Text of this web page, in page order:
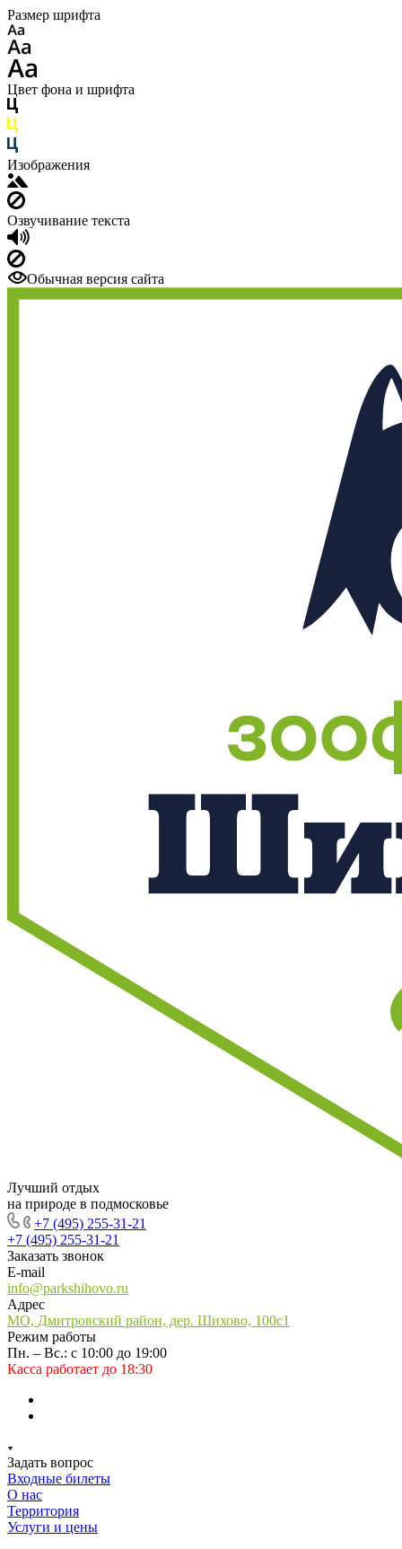
Размер шрифта
Цвет фона и шрифта
Изображения
Озвучивание текста
Обычная версия сайта
Лучший отдых
на природе в подмосковье
+7 (495) 255-31-21
+7 (495) 255-31-21
Заказать звонок
E-mail
info@parkshihovo.ru
Адрес
МО, Дмитровский район, дер. Шихово, 100с1
Режим работы
Пн. – Вс.: с 10:00 до 19:00
Касса работает до 18:30
Задать вопрос
Входные билеты
О нас
Территория
Услуги и цены